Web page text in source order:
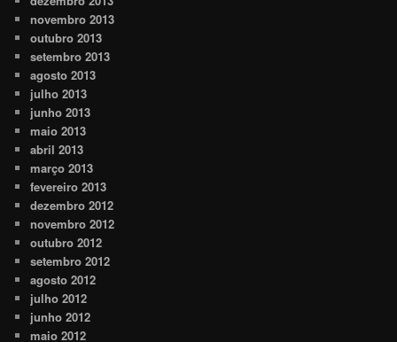
novembro 2013
outubro 2013
setembro 2013
agosto 2013
julho 2013
junho 2013
maio 2013
abril 2013
março 2013
fevereiro 2013
dezembro 2012
novembro 2012
outubro 2012
setembro 2012
agosto 2012
julho 2012
junho 2012
maio 2012